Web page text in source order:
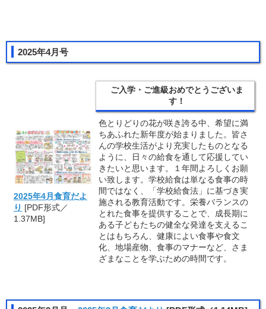
2025年4月号
2025年4月食育だよ
り [PDF形式／
1.37MB]
ご入学・ご進級おめでとうございま
す！
色とりどりの花が咲き誇る中、希望に満
ちあふれた新年度が始まりました。皆さ
んの学校生活がより充実したものとなる
ように、日々の給食を通して応援してい
きたいと思います。１年間よろしくお願
い致します。学校給食は単なる食事の時
間ではなく、「学校給食法」に基づき実
施される教育活動です。栄養バランスの
とれた食事を提供することで、成長期に
ある子どもたちの健全な発達を支えるこ
とはもちろん、健康によい食事や食文
化、地場産物、食事のマナーなど、さま
ざまなことを学ぶための時間です。